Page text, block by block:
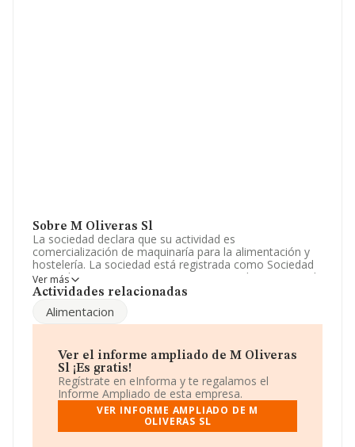
Sobre M Oliveras Sl
La sociedad declara que su actividad es
comercialización de maquinaría para la alimentación y
hostelería. La sociedad está registrada como Sociedad
Limitada. Tiene CNAE: 4754 - 'Comercio al por menor de
aparatos electrodomésticos en establecimientos
mercados exteriores.
atendiendo a los datos disponibles en INFORMA, ese
número ha estado por encima de la media de sector.
Dentro del ranking de empresas elaborado por
INFORMA, atendiendo a los niveles de facturación de la
compañía, se destaca que: ha subido de hasta 113
puestos en 2024 a nivel sectorial, pasando del 557 al
Ver más
Actividades relacionadas
Alimentacion
Ver el informe ampliado de M Oliveras
Sl ¡Es gratis!
Regístrate en eInforma y te regalamos el
Informe Ampliado de esta empresa.
VER INFORME AMPLIADO DE M
OLIVERAS SL